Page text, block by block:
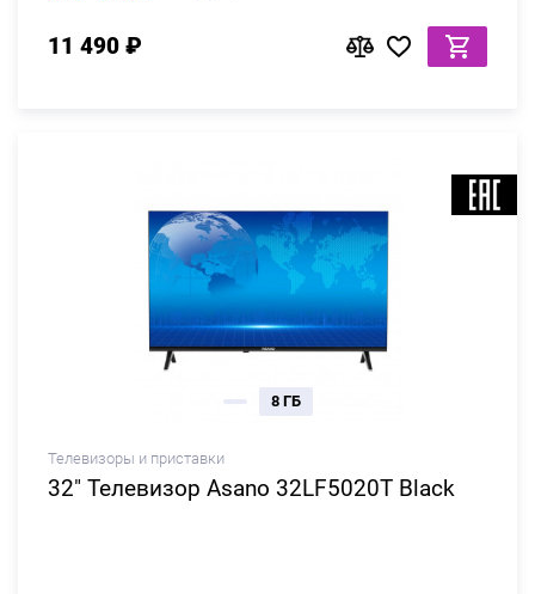
11 490 ₽
Телевизоры и приставки
32" Телевизор Asano 32LF5020T Black
8 ГБ